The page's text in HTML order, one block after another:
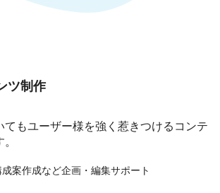
ツ制作
てもユーザー様を強く惹きつけるコンテ
案作成など企画・編集サポート